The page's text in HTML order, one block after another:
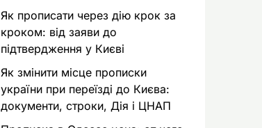
Як прописати через дію крок за
кроком: від заяви до
підтвердження у Києві
Як змінити місце прописки
україни при переїзді до Києва:
документи, строки, Дія і ЦНАП